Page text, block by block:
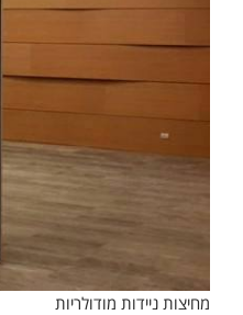
מחיצות ניידות מודולריות